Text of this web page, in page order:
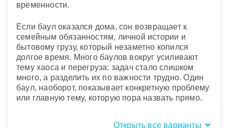
временности.
Если баул оказался дома, сон возвращает к
семейным обязанностям, личной истории и
бытовому грузу, который незаметно копился
долгое время. Много баулов вокруг усиливают
тему хаоса и перегруза: задач стало слишком
много, а разделить их по важности трудно. Один
баул, наоборот, показывает конкретную проблему
или главную тему, которую пора назвать прямо.
Открыть все варианты